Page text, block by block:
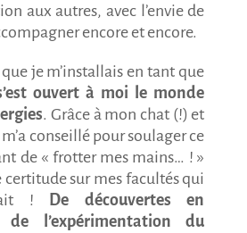
aux autres, avec l’envie de
encore et encore.
je m’installais en tant que
ouvert à moi le monde
. Grâce à mon chat (!) et
conseillé pour soulager ce
de « frotter mes mains… ! »
certitude sur mes facultés qui
!
De découvertes en
de l’expérimentation du